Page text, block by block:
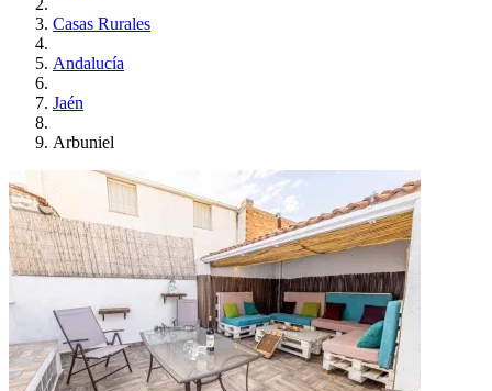
Casas Rurales
Andalucía
Jaén
Arbuniel